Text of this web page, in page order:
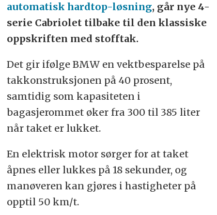
automatisk hardtop-løsning, går nye 4-
serie Cabriolet tilbake til den klassiske
oppskriften med stofftak.
Det gir ifølge BMW en vektbesparelse på
takkonstruksjonen på 40 prosent,
samtidig som kapasiteten i
bagasjerommet øker fra 300 til 385 liter
når taket er lukket.
En elektrisk motor sørger for at taket
åpnes eller lukkes på 18 sekunder, og
manøveren kan gjøres i hastigheter på
opptil 50 km/t.